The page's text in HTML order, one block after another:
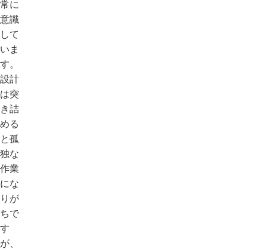
常に
意識
して
いま
す。
設計
は突
き詰
める
と孤
独な
作業
にな
りが
ちで
す
が、